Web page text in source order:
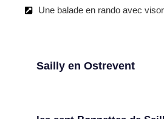
Une balade en rando avec
Sailly en Ostrevent